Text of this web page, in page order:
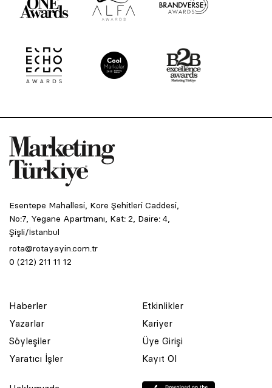
Esentepe Mahallesi, Kore Şehitleri Caddesi,
No:7, Yegane Apartmanı, Kat: 2, Daire: 4,
Şişli/İstanbul
rota@rotayayin.com.tr
0 (212) 211 11 12
Haberler
Yazarlar
Söyleşiler
Yaratıcı İşler
Etkinlikler
Kariyer
Üye Girişi
Kayıt Ol